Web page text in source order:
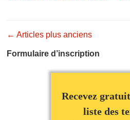
Navigation
← Articles plus anciens
Formulaire d’inscription
Recevez
liste des